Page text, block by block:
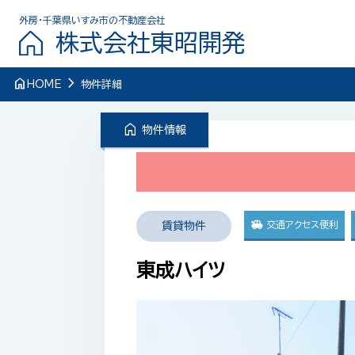
外房・千葉県いすみ市の不動産会社
株式会社東昭開発
home HOME navigate_next 物件詳細
home 物件情報
賃貸物件 交通アクセス便利
東成ハイツ